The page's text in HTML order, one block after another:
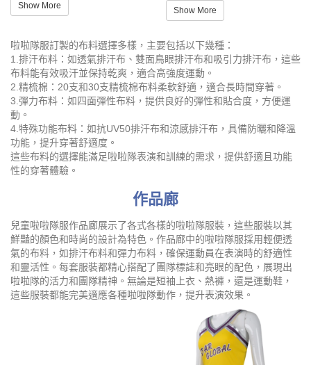
Show More Show More
啦啦隊服訂製的布料選擇多樣，主要包括以下幾種：
1.排汗布料：如透氣排汗布、雙面鳥眼排汗布和吸引力排汗布，這些
布料能有效吸汗並保持乾爽，適合高強度運動。
2.精梳棉：20支和30支精梳棉布料柔軟舒適，適合長時間穿著。
3.彈力布料：如四面彈性布料，提供良好的彈性和貼合度，方便運
動。
4.特殊功能布料：如抗UV50排汗布和涼感排汗布，具備防曬和降溫
功能，提升穿著舒適度。
這些布料的選擇能滿足啦啦隊表演和訓練的需求，提供舒適且功能
性的穿著體驗。
作品廊
兒童啦啦隊服作品廊展示了各式各樣的啦啦隊服裝，這些服裝以其
鮮豔的顏色和時尚的設計為特色。作品廊中的啦啦隊服採用輕便透
氣的布料，如排汗布料和彈力布料，確保運動員在表演時的舒適性
和靈活性。每套服裝都精心搭配了團隊標誌和亮眼的配色，展現出
啦啦隊的活力和團隊精神。無論是短袖上衣、熱褲，還是運動鞋，
這些服裝都能完美適應各種啦啦隊動作，提升表演效果。